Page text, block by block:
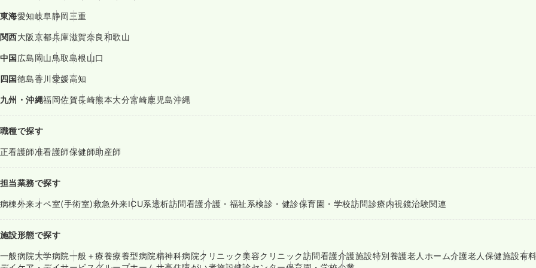
東海愛知岐阜静岡三重
関西大阪京都兵庫滋賀奈良和歌山
中国広島岡山鳥取島根山口
四国徳島香川愛媛高知
九州・沖縄福岡佐賀長崎熊本大分宮崎鹿児島沖縄
職種で探す
正看護師准看護師保健師助産師
担当業務で探す
病棟外来オペ室(手術室)救急外来ICU系透析訪問看護介護・福祉系検診・健診保育園・学校訪問診療内視鏡治験関連
施設形態で探す
一般病院大学病院一般＋療養療養型病院精神科病院クリニック美容クリニック訪問看護介護施設特別養護老人ホーム介護老人保健施設有